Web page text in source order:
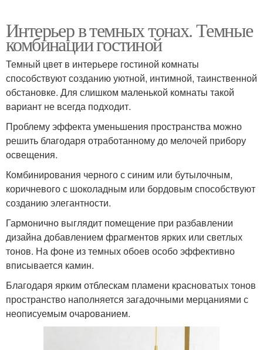
Интерьер в темных тонах. Темные
комбинации гостиной
Темный цвет в интерьере гостиной комнаты
способствуют созданию уютной, интимной, таинственной
обстановке. Для слишком маленькой комнаты такой
вариант не всегда подходит.
Проблему эффекта уменьшения пространства можно
решить благодаря отработанному до мелочей прибору
освещения.
Комбинирования черного с синим или бутылочным,
коричневого с шоколадным или бордовым способствуют
созданию элегантности.
Гармонично выглядит помещение при разбавлении
дизайна добавлением фрагментов ярких или светлых
тонов. На фоне из темных обоев особо эффективно
вписывается камин.
Благодаря ярким отблескам пламени красноватых тонов
пространство наполняется загадочными мерцаниями с
неописуемым очарованием.